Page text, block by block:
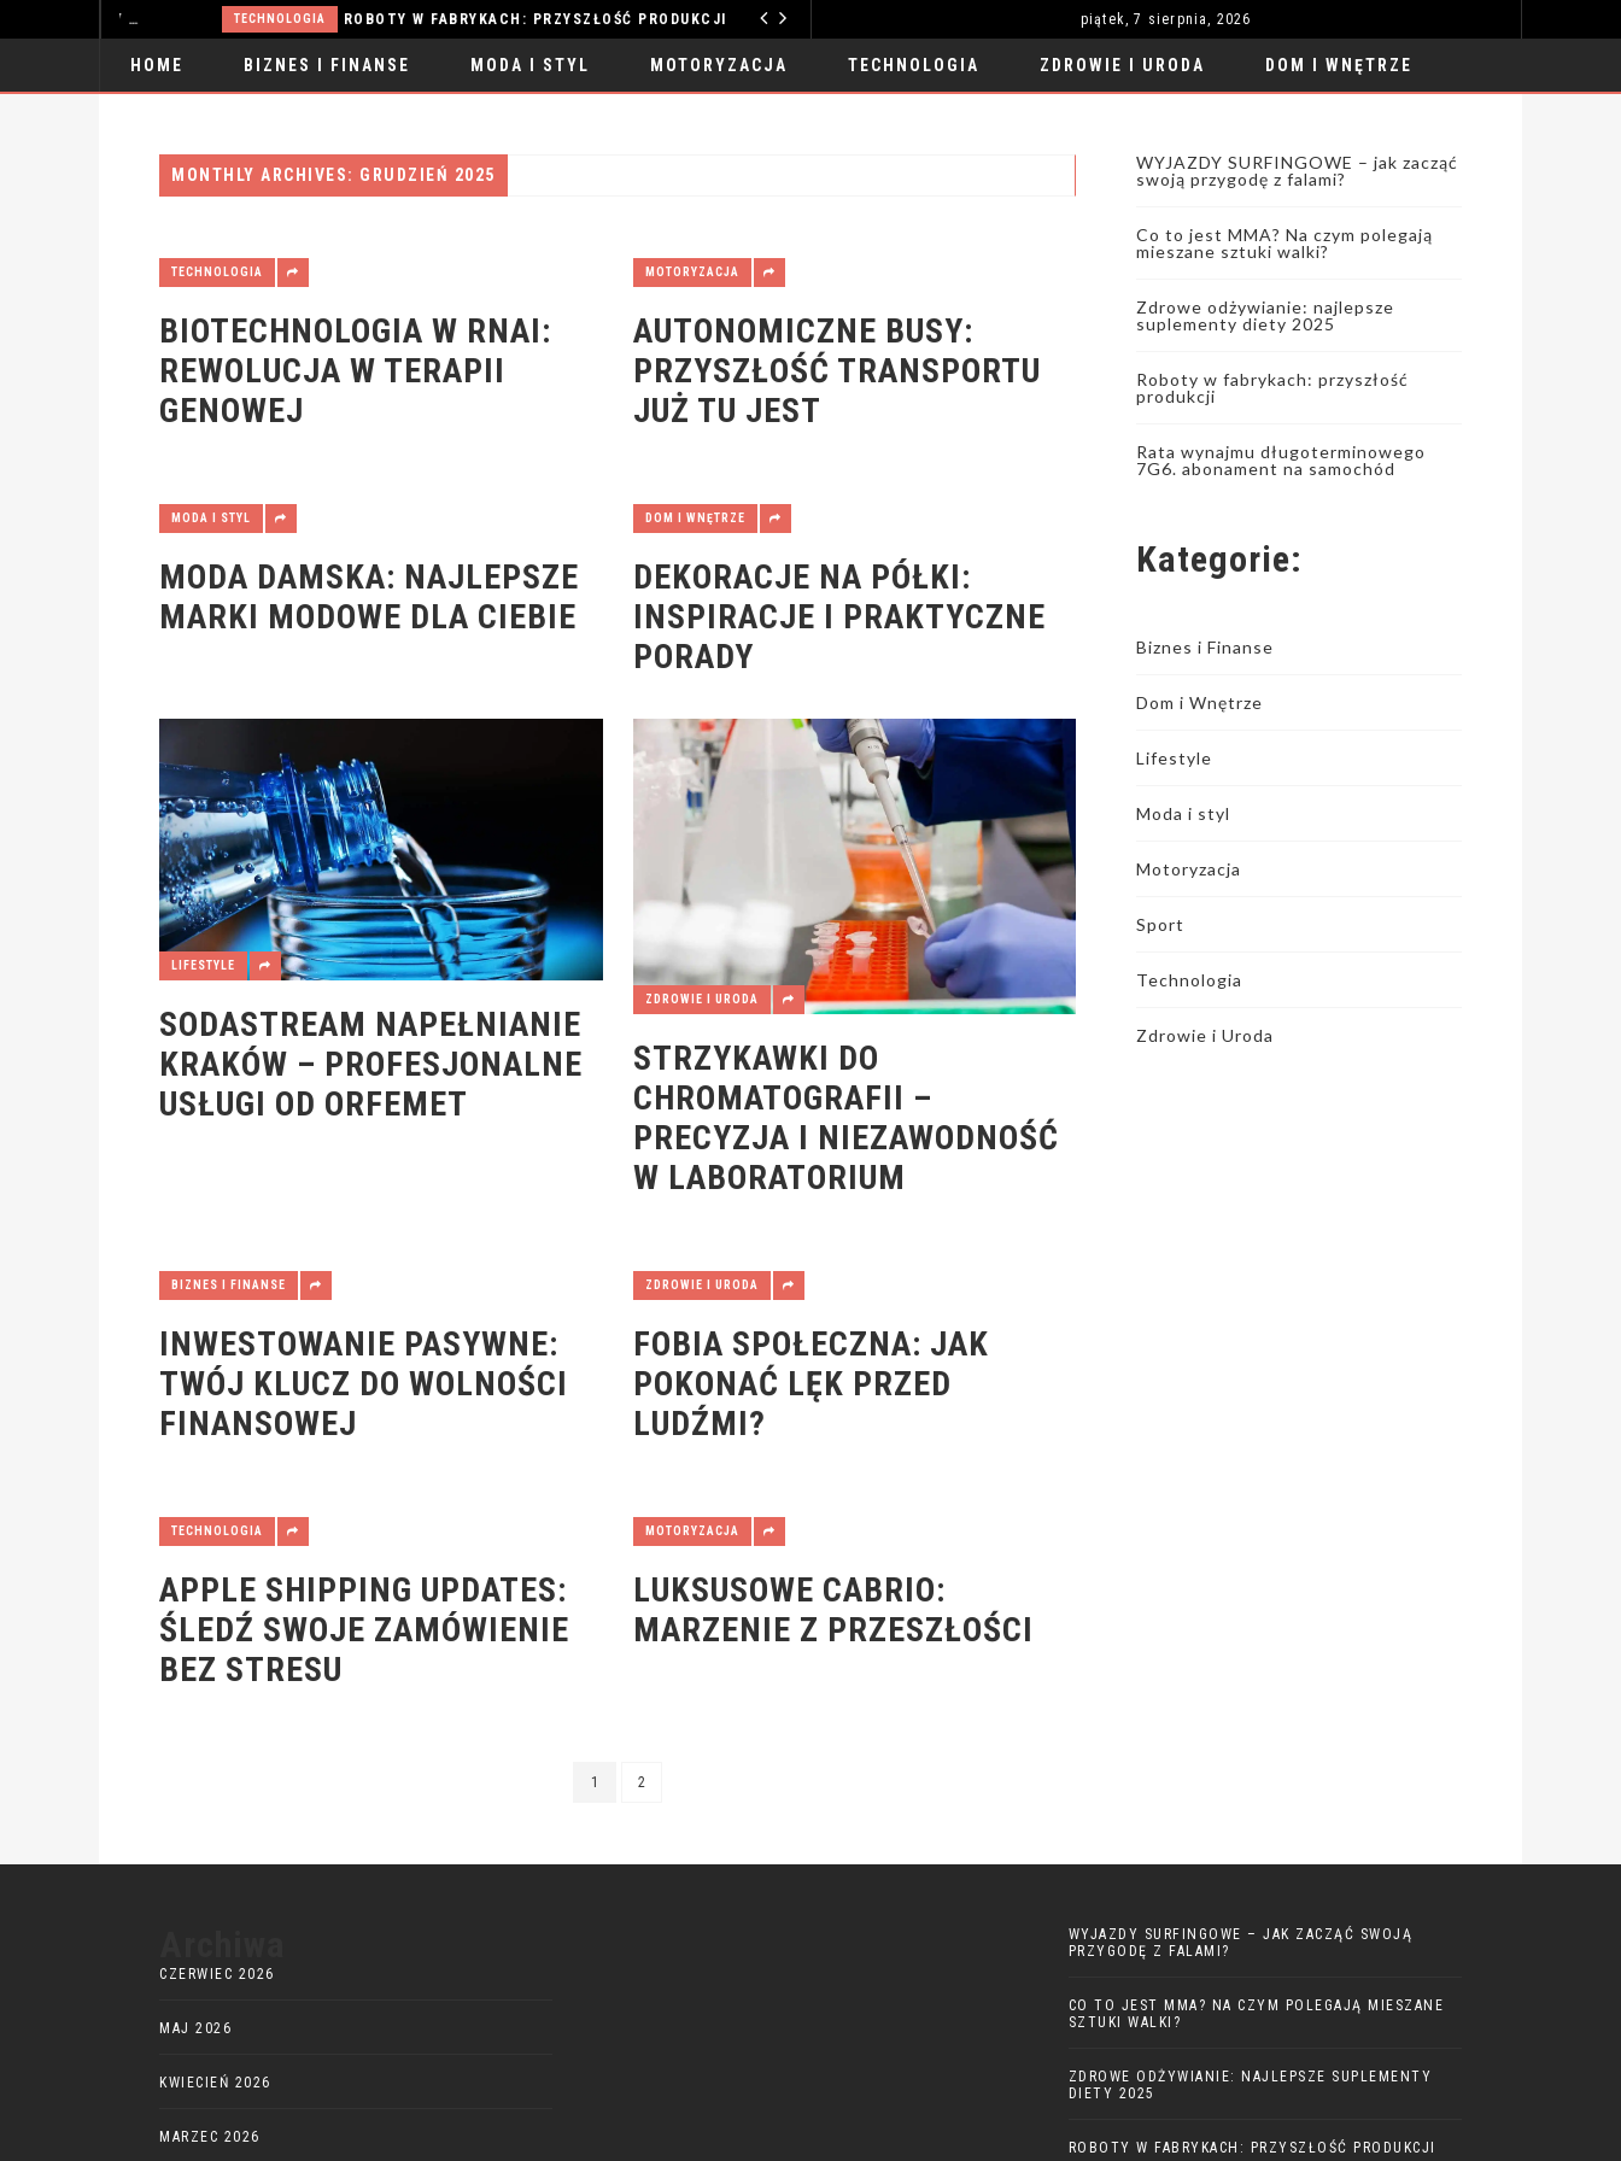
ROBOTY W FABRYKACH: PRZYSZŁOŚĆ PRODUKCJI piątek, 7 sierpnia, 2026
HOME BIZNES I FINANSE MODA I STYL MOTORYZACJA TECHNOLOGIA ZDROWIE I URODA DOM I WNĘTRZE
MONTHLY ARCHIVES: GRUDZIEŃ 2025
TECHNOLOGIA
BIOTECHNOLOGIA W RNAI:
REWOLUCJA W TERAPII
GENOWEJ
MOTORYZACJA
AUTONOMICZNE BUSY:
PRZYSZŁOŚĆ TRANSPORTU
JUŻ TU JEST
MODA I STYL
MODA DAMSKA: NAJLEPSZE
MARKI MODOWE DLA CIEBIE
DOM I WNĘTRZE
DEKORACJE NA PÓŁKI:
INSPIRACJE I PRAKTYCZNE
PORADY
LIFESTYLE
SODASTREAM NAPEŁNIANIE
KRAKÓW – PROFESJONALNE
USŁUGI OD ORFEMET
ZDROWIE I URODA
STRZYKAWKI DO
CHROMATOGRAFII –
PRECYZJA I NIEZAWODNOŚĆ
W LABORATORIUM
BIZNES I FINANSE
INWESTOWANIE PASYWNE:
TWÓJ KLUCZ DO WOLNOŚCI
FINANSOWEJ
ZDROWIE I URODA
FOBIA SPOŁECZNA: JAK
POKONAĆ LĘK PRZED
LUDŹMI?
TECHNOLOGIA
APPLE SHIPPING UPDATES:
ŚLEDŹ SWOJE ZAMÓWIENIE
BEZ STRESU
MOTORYZACJA
LUKSUSOWE CABRIO:
MARZENIE Z PRZESZŁOŚCI
1 2
WYJAZDY SURFINGOWE – jak zacząć
swoją przygodę z falami?
Co to jest MMA? Na czym polegają
mieszane sztuki walki?
Zdrowe odżywianie: najlepsze
suplementy diety 2025
Roboty w fabrykach: przyszłość
produkcji
Rata wynajmu długoterminowego
7G6. abonament na samochód
Kategorie:
Biznes i Finanse
Dom i Wnętrze
Lifestyle
Moda i styl
Motoryzacja
Sport
Technologia
Zdrowie i Uroda
CZERWIEC 2026
MAJ 2026
KWIECIEŃ 2026
MARZEC 2026
WYJAZDY SURFINGOWE – JAK ZACZĄĆ SWOJĄ
PRZYGODĘ Z FALAMI?
CO TO JEST MMA? NA CZYM POLEGAJĄ MIESZANE
SZTUKI WALKI?
ZDROWE ODŻYWIANIE: NAJLEPSZE SUPLEMENTY
DIETY 2025
ROBOTY W FABRYKACH: PRZYSZŁOŚĆ PRODUKCJI